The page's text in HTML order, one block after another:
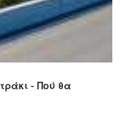
- Πού θα